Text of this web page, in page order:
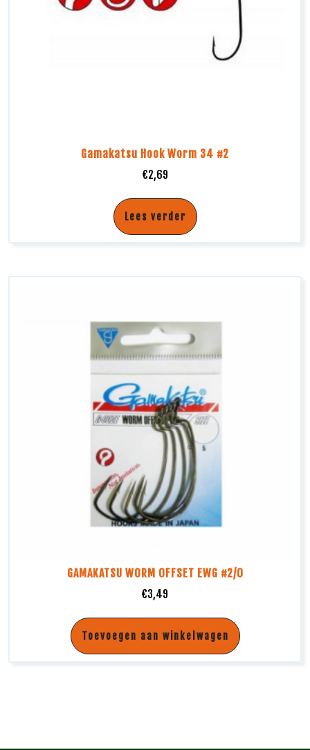
Gamakatsu Hook Worm 34 #2
€2,69
Lees verder
GAMAKATSU WORM OFFSET EWG #2/0
€3,49
Toevoegen aan winkelwagen